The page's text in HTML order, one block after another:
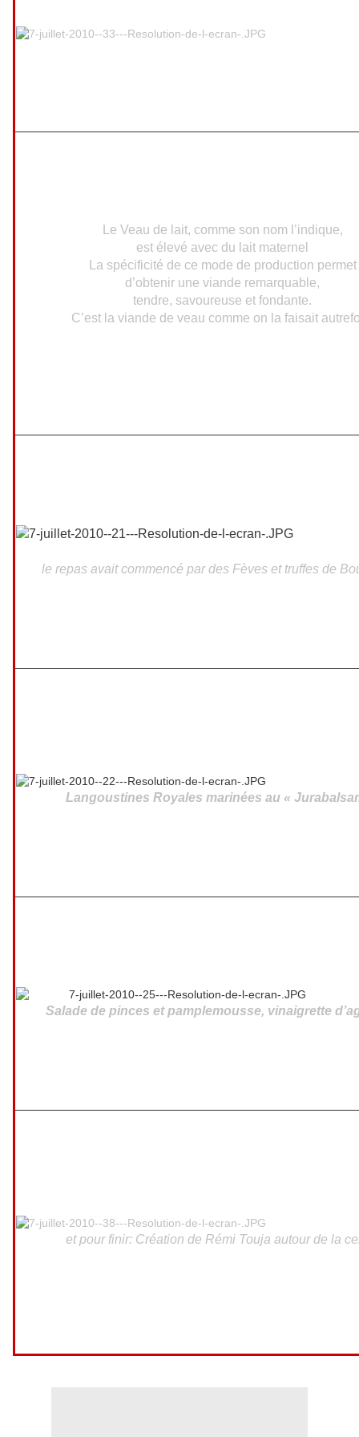
Le Veau de lait, comme son nom l’indique,
est élevé avec du lait maternel
La spécificité de ce mode de production permet
d’obtenir une viande remarquable,
tendre, savoureuse et fondante.
C’est la viande de veau comme on la faisait
le repas avait commencé par des Fèves et truffes de
Langoustines Royales marinées au «
Salade de pinces et pamplemousse, vinaigrette
et pour finir: Création de Rémi Touja autour de la